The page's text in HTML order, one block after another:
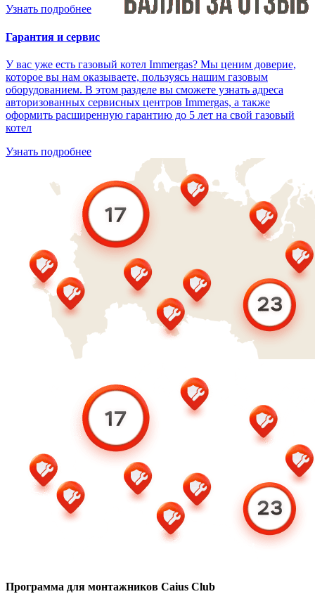
Узнать подробнее
Гарантия и сервис
У вас уже есть газовый котел Immergas? Мы ценим доверие,
которое вы нам оказываете, пользуясь нашим газовым
оборудованием. В этом разделе вы сможете узнать адреса
авторизованных сервисных центров Immergas, а также
оформить расширенную гарантию до 5 лет на свой газовый
котел
Узнать подробнее
Программа для монтажников Caius Club